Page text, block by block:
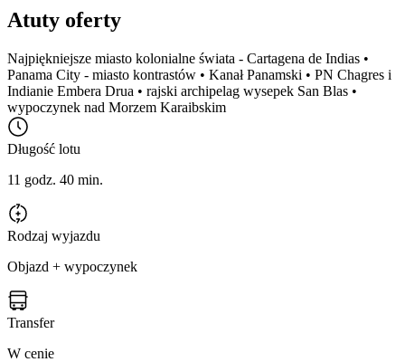
Atuty oferty
Najpiękniejsze miasto kolonialne świata - Cartagena de Indias •
Panama City - miasto kontrastów • Kanał Panamski • PN Chagres i
Indianie Embera Drua • rajski archipelag wysepek San Blas •
wypoczynek nad Morzem Karaibskim
Długość lotu
11 godz. 40 min.
Rodzaj wyjazdu
Objazd + wypoczynek
Transfer
W cenie